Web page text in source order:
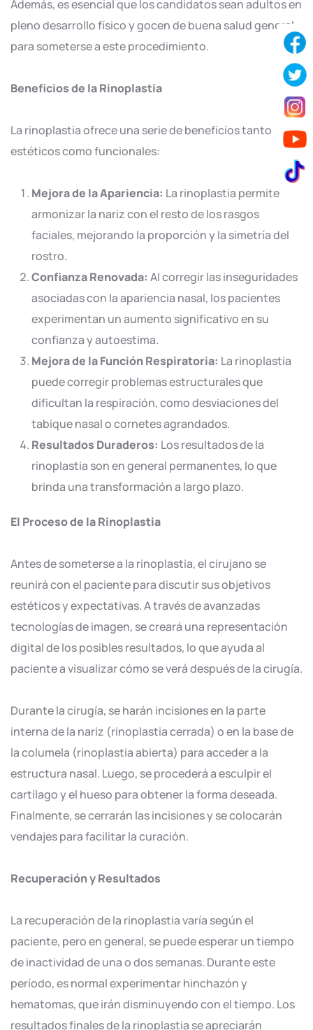
Además, es esencial que los candidatos sean adultos en
pleno desarrollo físico y gocen de buena salud general
para someterse a este procedimiento.
Beneficios de la Rinoplastia
La rinoplastia ofrece una serie de beneficios tanto
estéticos como funcionales:
Mejora de la Apariencia: La rinoplastia permite
armonizar la nariz con el resto de los rasgos
faciales, mejorando la proporción y la simetría del
rostro.
Confianza Renovada: Al corregir las inseguridades
asociadas con la apariencia nasal, los pacientes
experimentan un aumento significativo en su
confianza y autoestima.
Mejora de la Función Respiratoria: La rinoplastia
puede corregir problemas estructurales que
dificultan la respiración, como desviaciones del
tabique nasal o cornetes agrandados.
Resultados Duraderos: Los resultados de la
rinoplastia son en general permanentes, lo que
brinda una transformación a largo plazo.
El Proceso de la Rinoplastia
Antes de someterse a la rinoplastia, el cirujano se
reunirá con el paciente para discutir sus objetivos
estéticos y expectativas. A través de avanzadas
tecnologías de imagen, se creará una representación
digital de los posibles resultados, lo que ayuda al
paciente a visualizar cómo se verá después de la cirugía.
Durante la cirugía, se harán incisiones en la parte
interna de la nariz (rinoplastia cerrada) o en la base de
la columela (rinoplastia abierta) para acceder a la
estructura nasal. Luego, se procederá a esculpir el
cartílago y el hueso para obtener la forma deseada.
Finalmente, se cerrarán las incisiones y se colocarán
vendajes para facilitar la curación.
Recuperación y Resultados
La recuperación de la rinoplastia varía según el
paciente, pero en general, se puede esperar un tiempo
de inactividad de una o dos semanas. Durante este
período, es normal experimentar hinchazón y
hematomas, que irán disminuyendo con el tiempo. Los
resultados finales de la rinoplastia se apreciarán